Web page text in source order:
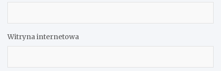
Witryna internetowa